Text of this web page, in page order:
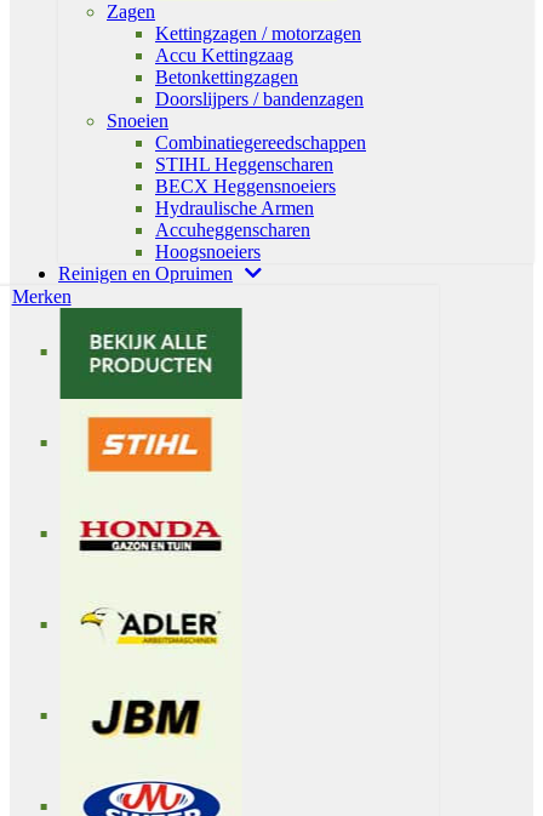
Zagen
Kettingzagen / motorzagen
Accu Kettingzaag
Betonkettingzagen
Doorslijpers / bandenzagen
Snoeien
Combinatiegereedschappen
STIHL Heggenscharen
BECX Heggensnoeiers
Hydraulische Armen
Accuheggenscharen
Hoogsnoeiers
Reinigen en Opruimen
Merken